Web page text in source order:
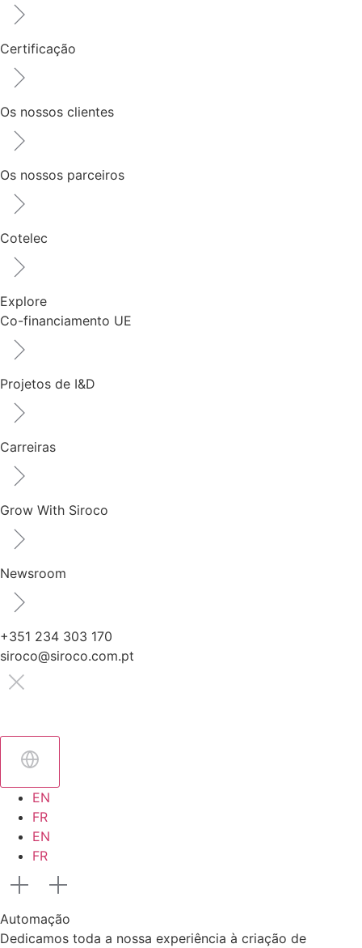
Certificação
Os nossos clientes
Os nossos parceiros
Cotelec
Explore
Co-financiamento UE
Projetos de I&D
Carreiras
Grow With Siroco
Newsroom
+351 234 303 170
siroco@siroco.com.pt
EN
FR
EN
FR
Automação
Dedicamos toda a nossa experiência à criação de